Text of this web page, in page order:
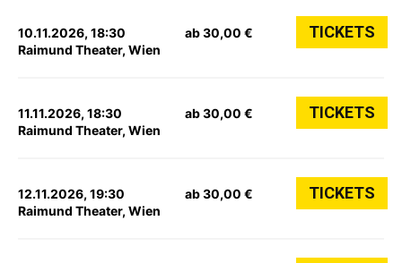
10.11.2026, 18:30
Raimund Theater, Wien
ab 30,00 € TICKETS
11.11.2026, 18:30
Raimund Theater, Wien
ab 30,00 € TICKETS
12.11.2026, 19:30
Raimund Theater, Wien
ab 30,00 € TICKETS